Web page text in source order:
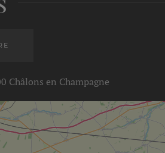
Châlons en Champagne